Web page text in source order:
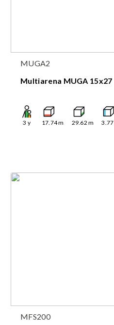
MUGA2
Multiarena MUGA 15x27
3 y 17.74m 29.62 m 3.77
MFS200